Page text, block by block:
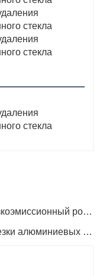
предыдущий : Автоматический низкоэмиссионный робот для удаления кромок стекла
следующий : Станок для гибки и резки алюминиевых прокладок